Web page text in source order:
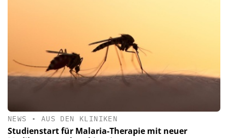
NEWS • AUS DEN KLINIKEN
Studienstart für Malaria-Therapie mit neuer